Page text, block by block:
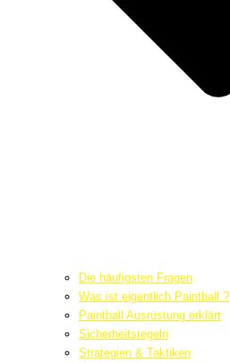
Die häufigsten Fragen
Was ist eigentlich Paintball ?
Paintball Ausrüstung erklärt
Sicherheitsregeln
Strategien & Taktiken